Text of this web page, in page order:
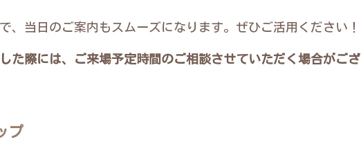
、当日のご案内もスムーズになります。ぜひご活用ください！
た際には、ご来場予定時間のご相談させていただく場合がござ
プ